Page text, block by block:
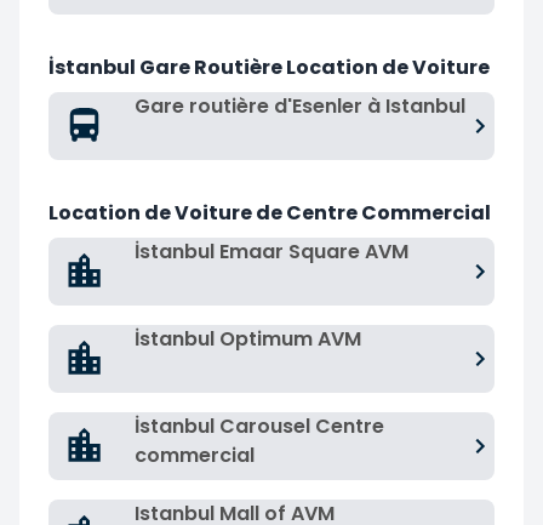
İstanbul Gare Routière Location de Voiture
Gare routière d'Esenler à Istanbul
Location de Voiture de Centre Commercial
İstanbul Emaar Square AVM
İstanbul Optimum AVM
İstanbul Carousel Centre
commercial
Istanbul Mall of AVM